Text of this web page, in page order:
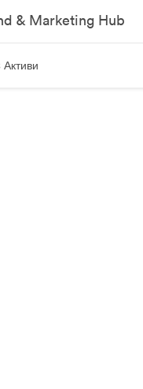
& Marketing Hub